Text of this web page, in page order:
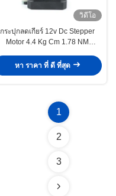
วิดีโอ
กระปุกลดเกียร์ 12v Dc Stepper
Motor 4.4 Kg Cm 1.78 NM
หา ราคา ที่ ดี ที่สุด
1
2
3